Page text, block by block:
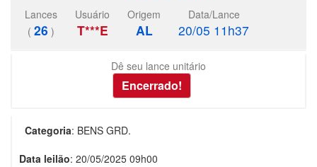
Lances
( 26 )
Usuário
T***E
Origem
AL
Data/Lance
20/05 11h37
Dê seu lance unitário
Categoria: BENS GRD.
Data leilão: 20/05/2025 09h00